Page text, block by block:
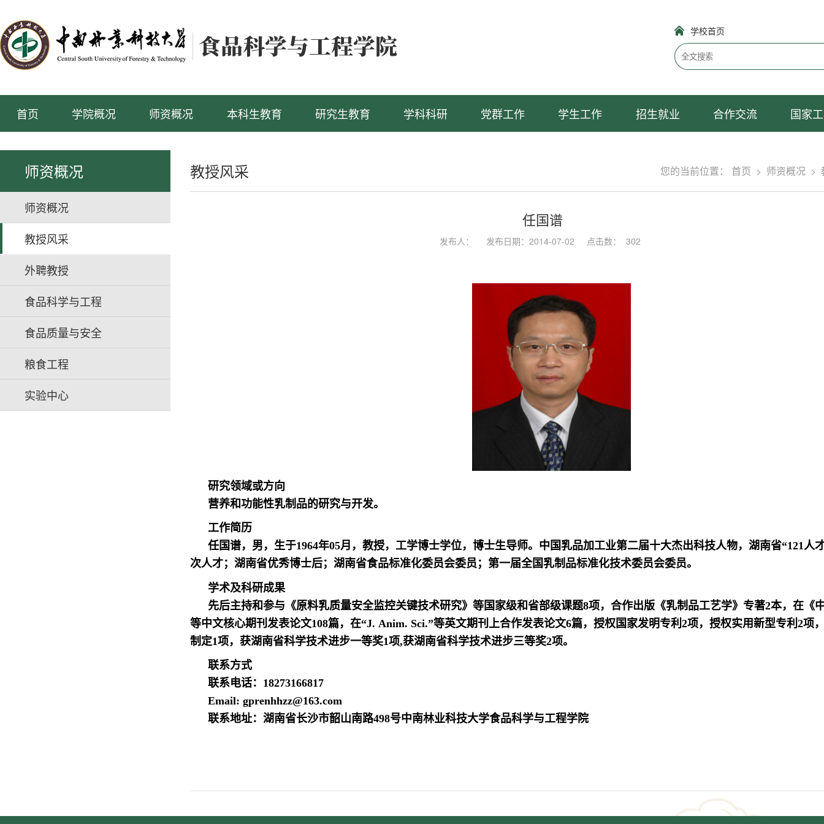
学校首页
首页 学院概况 师资概况 本科生教育 研究生教育 学科科研 党群工作 学生工作 招生就业 合作交流 国家
师资概况
师资概况
教授风采
外聘教授
食品科学与工程
食品质量与安全
粮食工程
实验中心
教授风采 您的当前位置： 首页 > 师资概况 >
任国谱
发布人： 发布日期：2014-07-02 点击数： 302
研究领域或方向
营养和功能性乳制品的研究与开发。
工作简历
任国谱，男，生于1964年05月，教授，工学博士学位，博士生导师。 中国乳品加工业第二届十大杰出科技人物，湖南省“121人
次人才；湖南省优秀博士后；湖南省食品标准化委员会委员；第一届全国乳制品标准化技术委员会委员。
学术及科研成果
先后主持和参与《原料乳质量安全监控关键技术研究》等国家级和省部级课题8项，合作出版《乳制品工艺学》专著2本，在《
等中文核心期刊发表论文108篇，在“J. Anim. Sci.”等英文期刊上合作发表论文6篇，授权国家发明专利2项，授权实用新型专利2项
制定1项，获湖南省科学技术进步一等奖1项,获湖南省科学技术进步三等奖2项。
联系方式
联系电话：18273166817
Email: gprenhhzz@163.com
联系地址：湖南省长沙市韶山南路498号中南林业科技大学食品科学与工程学院